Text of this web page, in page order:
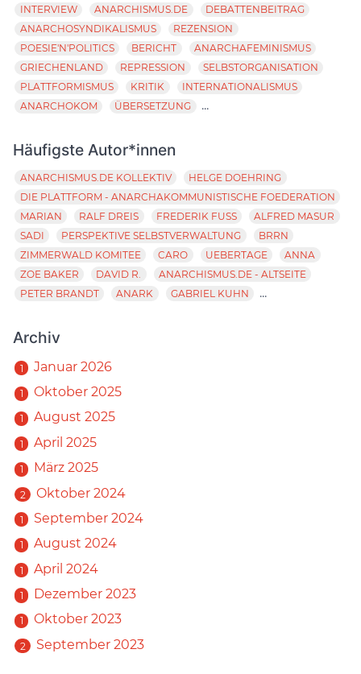
INTERVIEW
ANARCHISMUS.DE
DEBATTENBEITRAG
ANARCHOSYNDIKALISMUS
REZENSION
POESIE'N'POLITICS
BERICHT
ANARCHAFEMINISMUS
GRIECHENLAND
REPRESSION
SELBSTORGANISATION
PLATTFORMISMUS
KRITIK
INTERNATIONALISMUS
ANARCHOKOM
ÜBERSETZUNG ...
Häufigste Autor*innen
ANARCHISMUS.DE KOLLEKTIV
HELGE DOEHRING
DIE PLATTFORM - ANARCHAKOMMUNISTISCHE FOEDERATION
MARIAN
RALF DREIS FREDERIK FUSS
ALFRED MASUR
SADI
PERSPEKTIVE SELBSTVERWALTUNG
BRRN
ZIMMERWALD KOMITEE
CARO UEBERTAGE
ANNA
ZOE BAKER
DAVID R.
ANARCHISMUS.DE - ALTSEITE
PETER BRANDT
ANARK GABRIEL KUHN ...
Archiv
1 Januar 2026
1 Oktober 2025
1 August 2025
1 April 2025
1 März 2025
2 Oktober 2024
1 September 2024
1 August 2024
1 April 2024
1 Dezember 2023
1 Oktober 2023
2 September 2023